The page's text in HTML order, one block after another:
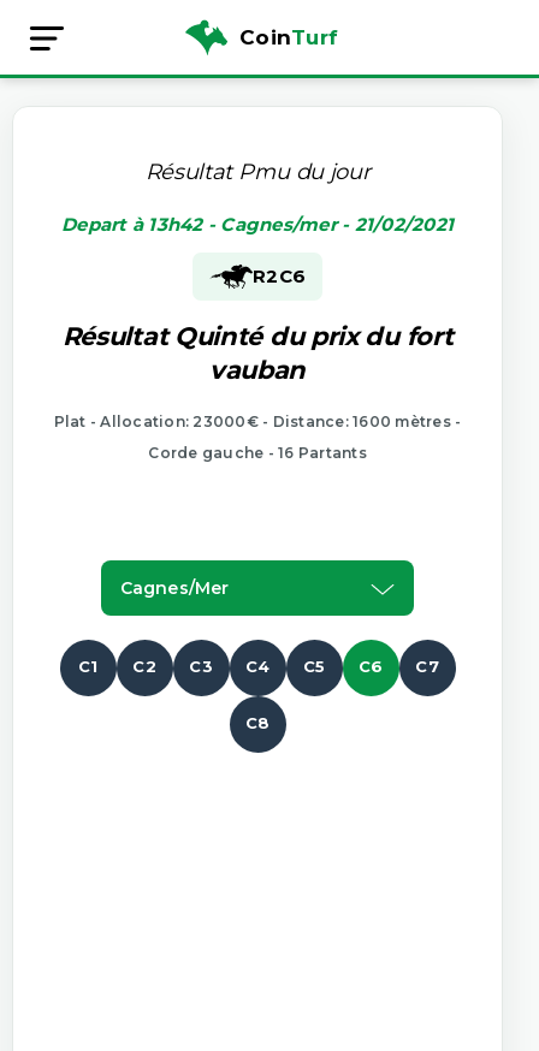
CoinTurf
Résultat Pmu du jour
Depart à 13h42 - Cagnes/mer - 21/02/2021
R2C6
Résultat Quinté du prix du fort
vauban
Plat - Allocation: 23000€ - Distance: 1600 mètres -
Corde gauche - 16 Partants
Cagnes/mer
C1 C2 C3 C4 C5 C6 C7
C8